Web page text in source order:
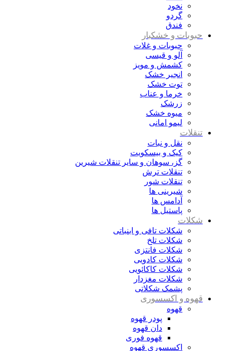
نخود
گردو
فندق
حبوبات و خشکبار
حبوبات و غلات
آلو و قیسی
کشمش و مویز
انجیر خشک
توت خشک
خرما و عناب
زرشک
میوه خشک
لیمو امانی
تنقلات
نقل و نبات
کیک و بیسکویت
گز، سوهان و سایر تنقلات شیرین
تنقلات ترش
تنقلات شور
شیرینی ها
آدامس ها
پاستیل ها
شکلات
شکلات تافی و ابنباتی
شکلات تلخ
شکلات فانتزی
شکلات کادویی
شکلات کاکائویی
شکلات مغزدار
پشمک شکلاتی
قهوه و اکسسوری
قهوه
پودر قهوه
دان قهوه
قهوه فوری
اکسسوری قهوه